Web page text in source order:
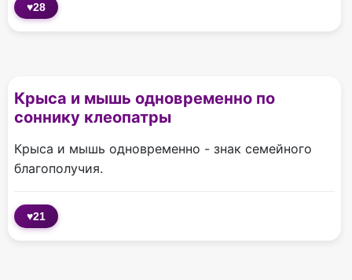
♥28
Крыса и мышь одновременно по
соннику клеопатры
Крыса и мышь одновременно - знак семейного
благополучия.
♥21